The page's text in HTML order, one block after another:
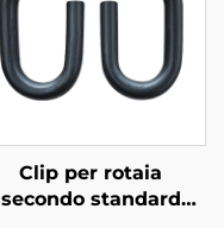
Clip per rotaia
secondo standard